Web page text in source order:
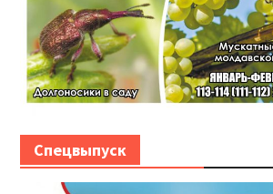
Спецвыпуск